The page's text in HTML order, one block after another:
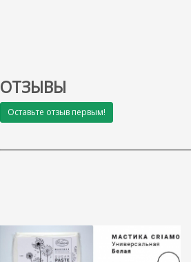
ОТЗЫВЫ
Оставьте отзыв первым!